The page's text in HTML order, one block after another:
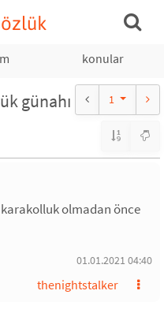
konular
günahı 1
olmadan önce
01.01.2021 04:40
thenightstalker